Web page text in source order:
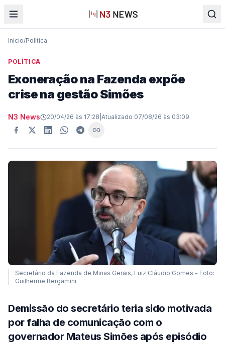
Início/Política
POLÍTICA
Exoneração na Fazenda expõe
crise na gestão Simões
N3 News 20/04/26 às 17:28 Atualizado 07/08/26 às 03:09
Secretário da Fazenda de Minas Gerais, Luiz Cláudio Gomes - Foto:
Guilherme Bergamini
Demissão do secretário teria sido motivada
por falha de comunicação com o
governador Mateus Simões após episódio